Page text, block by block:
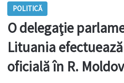
POLITICĂ
O delegaţie
Lituania
oficială în R.